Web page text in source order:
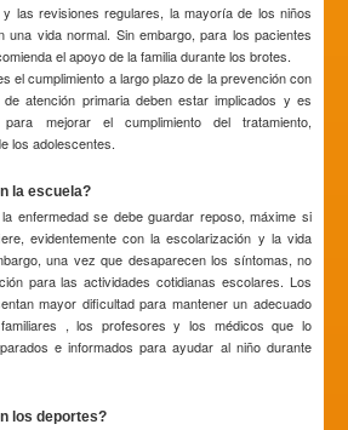
las revisiones regulares, la mayoría de los niños
una vida normal. Sin embargo, para los pacientes
el apoyo de la familia durante los brotes.
el cumplimiento a largo plazo de la prevención con
atención primaria deben estar implicados y es
mejorar el cumplimiento del tratamiento,
los adolescentes.
la escuela?
enfermedad se debe guardar reposo, máxime si
evidentemente con la escolarización y la vida
una vez que desaparecen los síntomas, no
para las actividades cotidianas escolares. Los
mayor dificultad para mantener un adecuado
, los profesores y los médicos que lo
e informados para ayudar al niño durante
los deportes?